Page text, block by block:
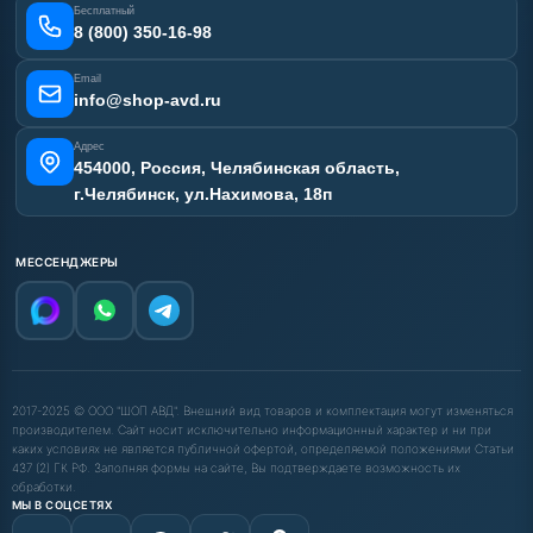
Карта сайта
Бесплатный
8 (800) 350-16-98
Email
info@shop-avd.ru
Адрес
454000, Россия, Челябинская область,
г.Челябинск, ул.Нахимова, 18п
МЕССЕНДЖЕРЫ
2017-2025 © ООО "ШОП АВД". Внешний вид товаров и комплектация могут изменяться
производителем. Сайт носит исключительно информационный характер и ни при
каких условиях не является публичной офертой, определяемой положениями Статьи
437 (2) ГК РФ. Заполняя формы на сайте, Вы подтверждаете возможность их
обработки.
МЫ В СОЦСЕТЯХ